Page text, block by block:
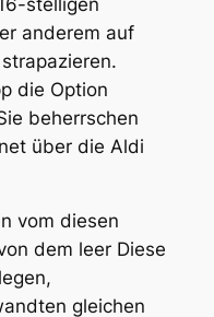
anderem auf
die Option
beherrschen
über die Aldi
vom diesen
dem leer Diese
gleichen